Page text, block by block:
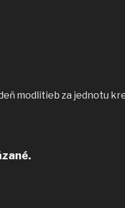
modlitieb za jednotu